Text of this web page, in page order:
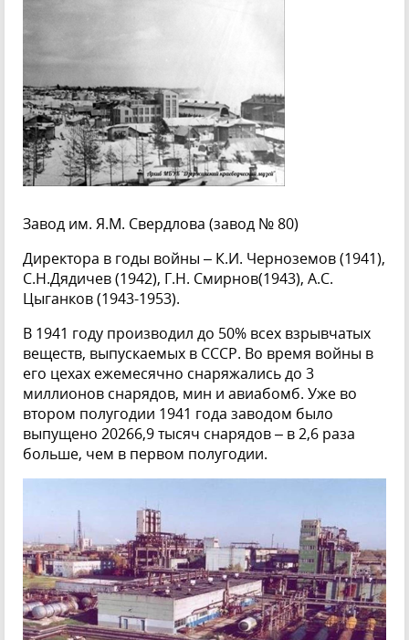
Завод им. Я.М. Свердлова (завод № 80)
Директора в годы войны – К.И. Черноземов (1941),
С.Н.Дядичев (1942), Г.Н. Смирнов(1943), А.С.
Цыганков (1943-1953).
В 1941 году производил до 50% всех взрывчатых
веществ, выпускаемых в СССР. Во время войны в
его цехах ежемесячно снаряжались до 3
миллионов снарядов, мин и авиабомб. Уже во
втором полугодии 1941 года заводом было
выпущено 20266,9 тысяч снарядов – в 2,6 раза
больше, чем в первом полугодии.